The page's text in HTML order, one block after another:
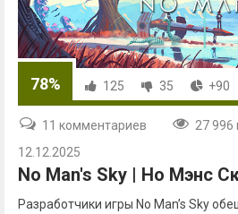
78% 125 35 +90
11 комментариев
27 996
12.12.2025
No Man's Sky | Но Мэнс
Разработчики игры No Man’s Sky